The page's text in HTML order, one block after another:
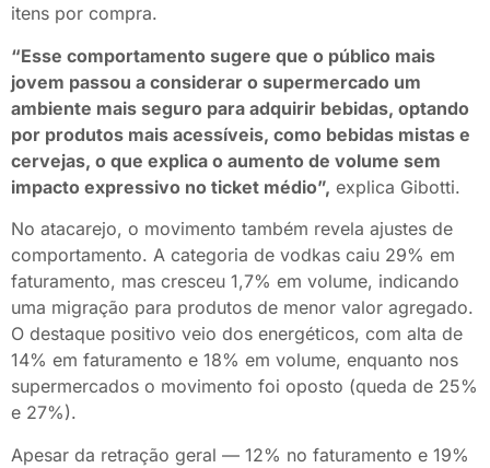
itens por compra.
“Esse comportamento sugere que o público mais
jovem passou a considerar o supermercado um
ambiente mais seguro para adquirir bebidas, optando
por produtos mais acessíveis, como bebidas mistas e
cervejas, o que explica o aumento de volume sem
impacto expressivo no ticket médio”, explica Gibotti.
No atacarejo, o movimento também revela ajustes de
comportamento. A categoria de vodkas caiu 29% em
faturamento, mas cresceu 1,7% em volume, indicando
uma migração para produtos de menor valor agregado.
O destaque positivo veio dos energéticos, com alta de
14% em faturamento e 18% em volume, enquanto nos
supermercados o movimento foi oposto (queda de 25%
e 27%).
Apesar da retração geral — 12% no faturamento e 19%